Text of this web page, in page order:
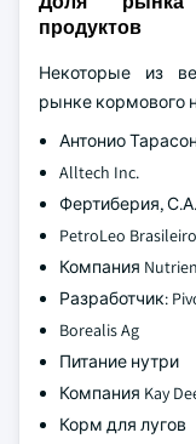
продуктов
Некоторые из
рынке кормового
Антонио
Alltech Inc.
Фертиберия, С.А.
PetroLeo
Компания
Разработчик:
Borealis Ag
Питание нутри
Компания Kay
Корм для лугов